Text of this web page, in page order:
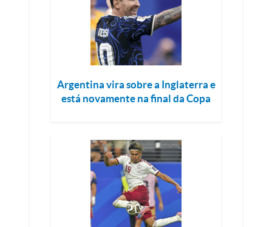
Argentina vira sobre a Inglaterra e
está novamente na final da Copa